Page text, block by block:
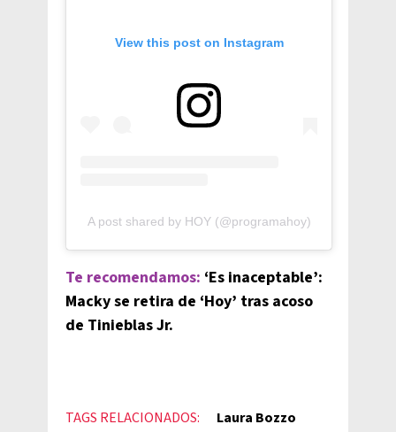
View this post on Instagram
A post shared by HOY (@programahoy)
Te recomendamos: ‘Es inaceptable’:
Macky se retira de ‘Hoy’ tras acoso
de Tinieblas Jr.
TAGS RELACIONADOS:
Laura Bozzo